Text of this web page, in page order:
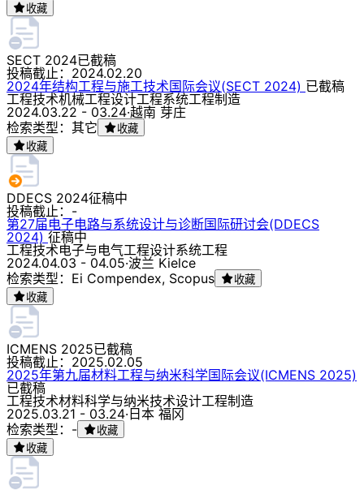
收藏
SECT 2024已截稿
投稿截止： 2024.02.20
2024年结构工程与施工技术国际会议(SECT 2024) 已截稿
工程技术机械工程设计工程系统工程制造
2024.03.22 - 03.24·越南 芽庄
检索类型：其它
收藏
收藏
DDECS 2024征稿中
投稿截止： -
第27届电子电路与系统设计与诊断国际研讨会(DDECS
2024) 征稿中
工程技术电子与电气工程设计系统工程
2024.04.03 - 04.05·波兰 Kielce
检索类型：Ei Compendex, Scopus
收藏
收藏
ICMENS 2025已截稿
投稿截止： 2025.02.05
2025年第九届材料工程与纳米科学国际会议(ICMENS 2025)
已截稿
工程技术材料科学与纳米技术设计工程制造
2025.03.21 - 03.24·日本 福冈
检索类型：-
收藏
收藏